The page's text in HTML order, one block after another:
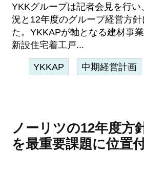
YKKグループは記者会見を行
況と12年度のグループ経営方
た。YKKAPが軸となる建材事
新設住宅着工戸...
YKKAP 中期経営計画
ノーリツの12年度方
を最重要課題に位置